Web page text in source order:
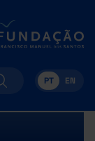
PT EN